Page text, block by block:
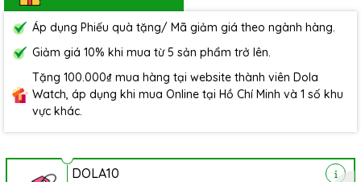
Áp dụng Phiếu quà tặng/ Mã giảm giá theo ngành hàng.
Giảm giá 10% khi mua từ 5 sản phẩm trở lên.
Tặng 100.000₫ mua hàng tại website thành viên Dola
Watch, áp dụng khi mua Online tại Hồ Chí Minh và 1 số khu
vực khác.
DOLA10